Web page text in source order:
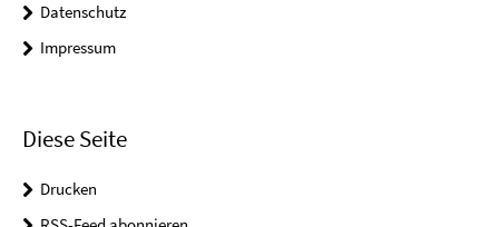
Datenschutz
Impressum
Diese Seite
Drucken